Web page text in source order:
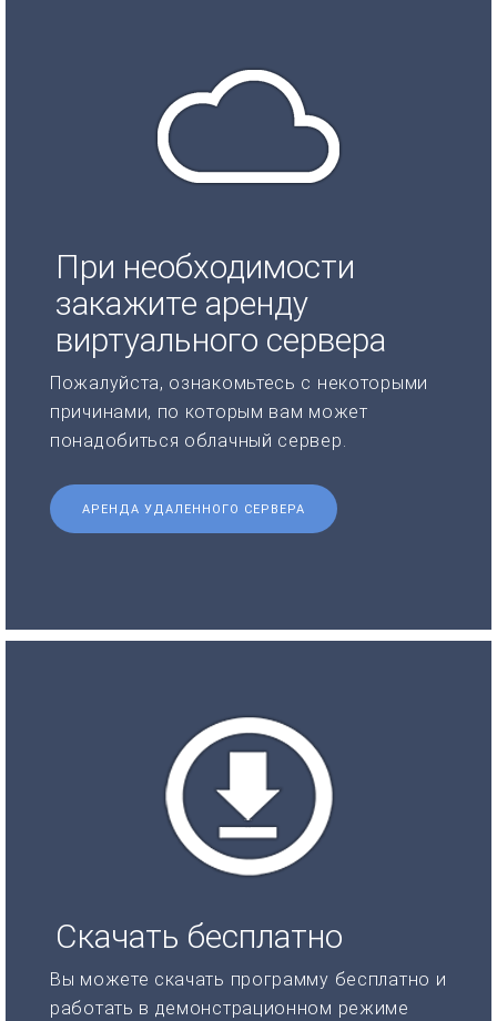
При необходимости
закажите аренду
виртуального сервера
Пожалуйста, ознакомьтесь с некоторыми
причинами, по которым вам может
понадобиться облачный сервер.
АРЕНДА УДАЛЕННОГО СЕРВЕРА
Скачать бесплатно
Вы можете скачать программу бесплатно и
работать в демонстрационном режиме